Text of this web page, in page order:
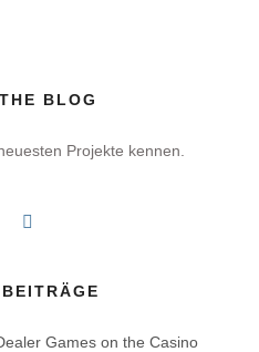
BLOG
Projekte kennen.
Games on the Casino